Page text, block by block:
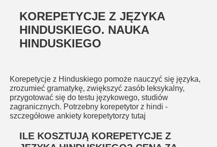
KOREPETYCJE Z JĘZYKA
HINDUSKIEGO. NAUKA
HINDUSKIEGO
Korepetycje z Hinduskiego pomoże nauczyć się języka,
zrozumieć gramatykę, zwiększyć zasób leksykalny,
przygotować się do testu językowego, studiów
zagranicznych. Potrzebny korepetytor z hindi -
szczegółowe ankiety korepetytorzy tutaj
ILE KOSZTUJĄ KOREPETYCJE Z